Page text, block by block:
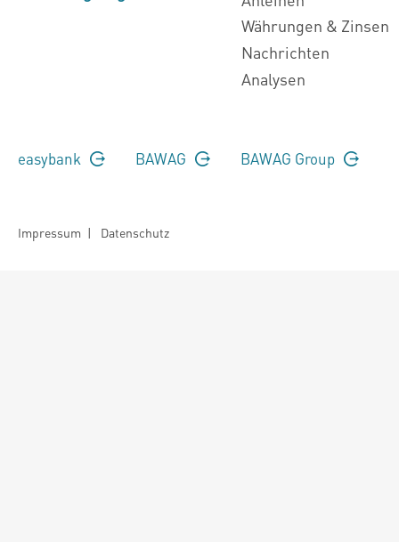
Währungen & Zinsen
Nachrichten
Analysen
easybank BAWAG BAWAG Group
Impressum | Datenschutz